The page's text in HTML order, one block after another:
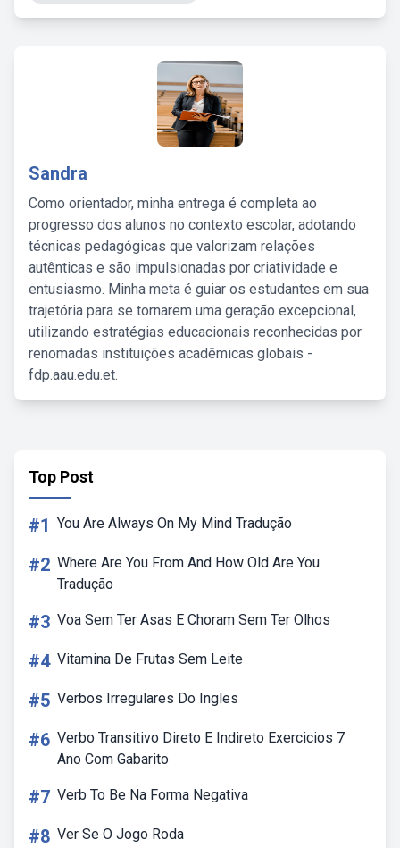
Sandra
Como orientador, minha entrega é completa ao
progresso dos alunos no contexto escolar, adotando
técnicas pedagógicas que valorizam relações
autênticas e são impulsionadas por criatividade e
entusiasmo. Minha meta é guiar os estudantes em sua
trajetória para se tornarem uma geração excepcional,
utilizando estratégias educacionais reconhecidas por
renomadas instituições acadêmicas globais -
fdp.aau.edu.et.
Top Post
#1 You Are Always On My Mind Tradução
#2 Where Are You From And How Old Are You
Tradução
#3 Voa Sem Ter Asas E Choram Sem Ter Olhos
#4 Vitamina De Frutas Sem Leite
#5 Verbos Irregulares Do Ingles
#6 Verbo Transitivo Direto E Indireto Exercicios 7
Ano Com Gabarito
#7 Verb To Be Na Forma Negativa
#8 Ver Se O Jogo Roda